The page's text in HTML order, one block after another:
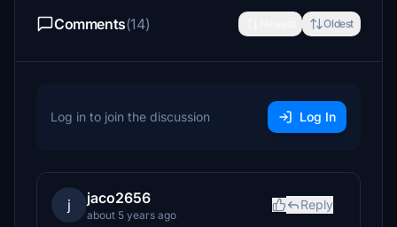
Comments(14) Oldest
Log in to join the discussion Log In
j jaco2656
about 5 years ago
Reply